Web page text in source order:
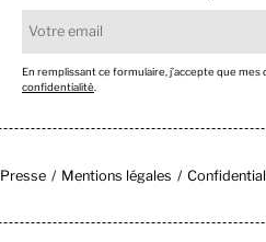
En remplissant ce formulaire, j’accepte que
confidentialité
Presse Mentions légales